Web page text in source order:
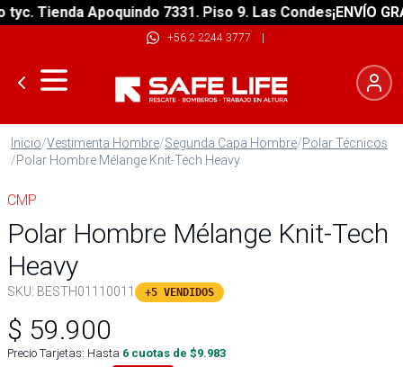
Tienda Apoquindo 7331. Piso 9. Las Condes¡ENVÍO
+56 2 2244 3777 |
Inicio/Vestimenta Hombre/Segunda Capa Hombre/Polar Técnicos
/Polar Hombre Mélange Knit-Tech Heavy
CMP
Polar Hombre Mélange Knit-Tech
Heavy
SKU: BESTH01110011 +5 VENDIDOS
$ 59.900
Precio Tarjetas: Hasta 6 cuotas de $9.983